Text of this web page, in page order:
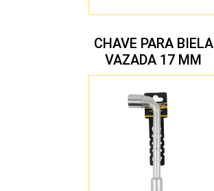
CHAVE PARA BIELA
VAZADA 17 MM